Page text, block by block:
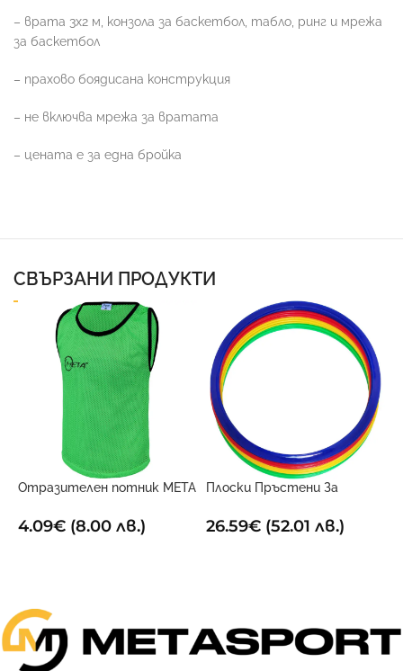
– врата 3х2 м, конзола за баскетбол, табло, ринг и мрежа
за баскетбол
– прахово боядисана конструкция
– не включва мрежа за вратата
– цената е за една бройка
СВЪРЗАНИ ПРОДУКТИ
Отразителен потник META
4.09€ (8.00 лв.)
Плоски Пръстени За
12)4 45см
26.59€(52.01 лв.)